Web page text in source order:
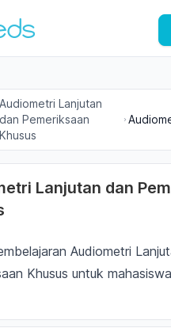
Audiometri Lanjutan
dan Pemeriksaan
Khusus
Khusus
Lanjutan dan
Audiometri
Khusus untuk